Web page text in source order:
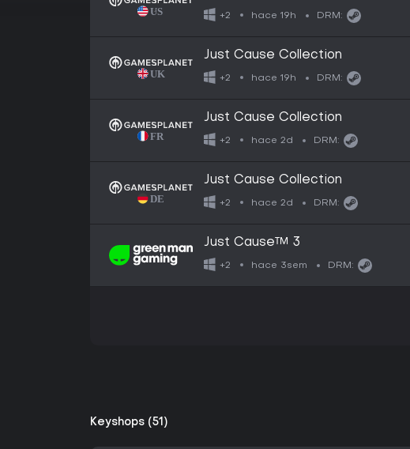
+2 hace 19h DRM:
Just Cause Collection
+2 hace 19h DRM:
Just Cause Collection
+2 hace 2d DRM:
Just Cause Collection
+2 hace 2d DRM:
Just Cause™ 3
+2 hace 3sem DRM:
Keyshops (51)